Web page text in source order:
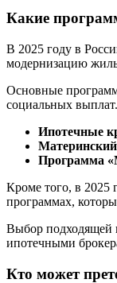
Какие
В 2025 году в
модернизацию
Основные
социальных
Ипотечные
Программа
Кроме того, в 2025
программах,
Выбор подходящей
ипотечными
Кто может